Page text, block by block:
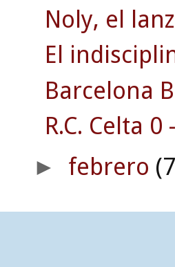
Noly, el
El
Barcelona
R.C. Celta
► febrero